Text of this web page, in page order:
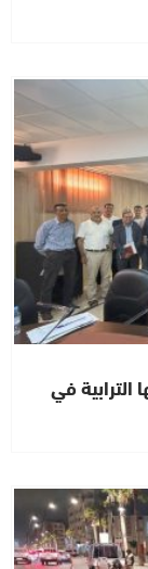
الترابية في